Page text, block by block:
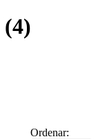
(4)
Ordenar: